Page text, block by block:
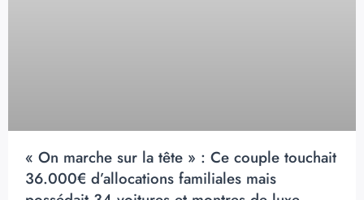
« On marche sur la tête » : Ce couple touchait
36.000€ d’allocations familiales mais